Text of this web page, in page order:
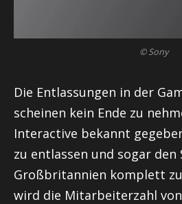
© Sony
Die Entlassungen in der
scheinen kein Ende zu
Interactive bekannt
zu entlassen und sogar
Großbritannien komplett
wird die Mitarbeiterzahl